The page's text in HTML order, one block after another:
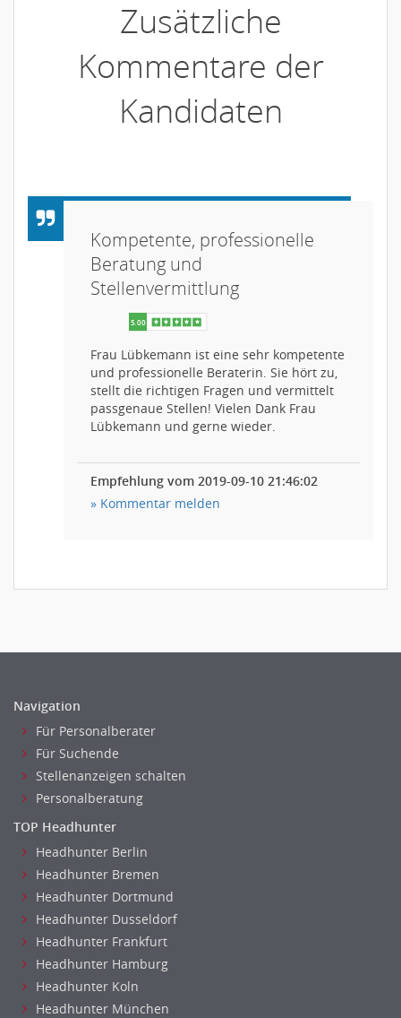
Zusätzliche
Kommentare der
Kandidaten
Kompetente, professionelle
Beratung und
Stellenvermittlung
Frau Lübkemann ist eine sehr kompetente
und professionelle Beraterin. Sie hört zu,
stellt die richtigen Fragen und vermittelt
passgenaue Stellen! Vielen Dank Frau
Lübkemann und gerne wieder.
Empfehlung vom 2019-09-10 21:46:02
» Kommentar melden
Navigation
Für Personalberater
Für Suchende
Stellenanzeigen schalten
Personalberatung
TOP Headhunter
Headhunter Berlin
Headhunter Bremen
Headhunter Dortmund
Headhunter Dusseldorf
Headhunter Frankfurt
Headhunter Hamburg
Headhunter Koln
Headhunter München